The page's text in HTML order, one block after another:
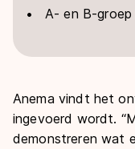
A- en B-groep
Anema vindt het
ingevoerd wordt.
demonstreren wat